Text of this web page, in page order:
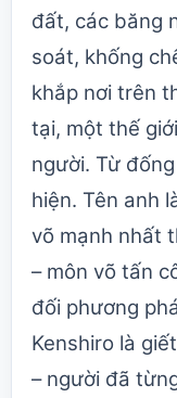
đất, các băng
soát, khống
khắp nơi trên
tại, một thế
người. Từ
hiện. Tên anh
võ mạnh nhất
– môn võ tấn
đối phương
Kenshiro là
– người đã